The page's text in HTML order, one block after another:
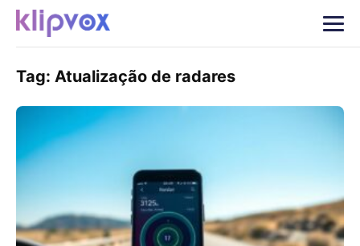
Tag: Atualização de radares